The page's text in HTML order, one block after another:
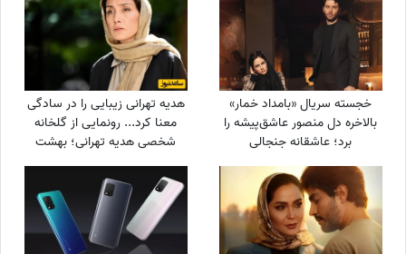
دارید!+ویدیو
خجسته سریال «بامداد خمار»
بالاخره دل منصور عاشق‌پیشه را
برد؛ عاشقانه جنجالی
عموزاده‌های چشم‌رنگی که ارزش
دیدن داره
هدیه تهرانی زیبایی را در سادگی
معنا کرد... رونمایی از گلخانه
شخصی هدیه تهرانی؛ بهشت
شمعدانی‌های رنگی خانم بازیگر
همه را شگفت‌زده کرد!